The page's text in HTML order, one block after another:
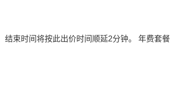
束时间将按此出价时间顺延2分钟。 年费套